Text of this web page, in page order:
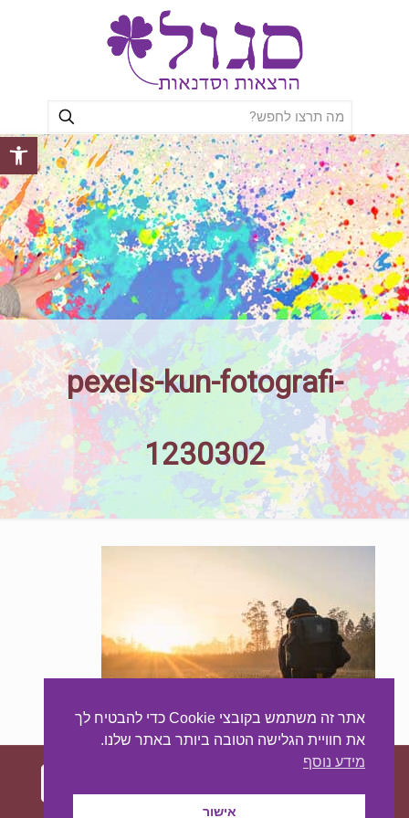
פתח
pexels-kun-fotografi-
1230302
אתר זה משתמש בקובצי Cookie כדי להבטיח לך
את חוויית הגלישה הטובה ביותר באתר שלנו.
מידע נוסף
אישור